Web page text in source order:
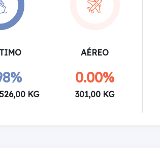
KG
AÉREO
0.00%
301,00 KG